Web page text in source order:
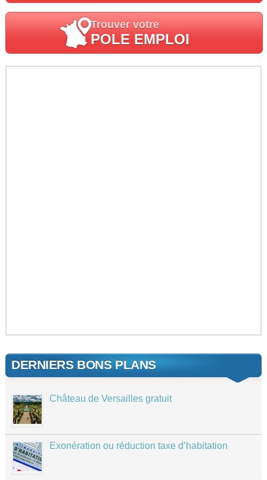
Trouver votre
POLE EMPLOI
DERNIERS BONS PLANS
Château de Versailles gratuit
Exonération ou réduction taxe d’habitation